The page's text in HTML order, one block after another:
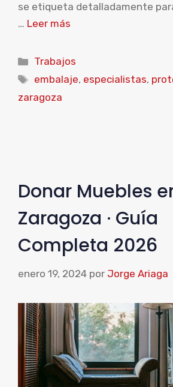
se etiqueta detalladamente
… Leer más
Categorías
Trabajos
Etiquetas
embalaje, especialistas,
zaragoza
Donar Muebles
Zaragoza · Guía
Completa 2026
enero 19, 2024 por Jorge Ariaga